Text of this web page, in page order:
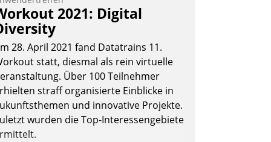
2021: Digital
28. April 2021 fand Datatrains 11.
statt, diesmal als rein virtuelle
Über 100 Teilnehmer
straff organisierte Einblicke in
und innovative Projekte.
wurden die Top-Interessengebiete